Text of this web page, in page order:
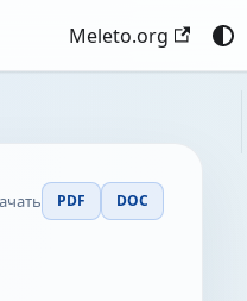
Meleto.org
PDF DOC